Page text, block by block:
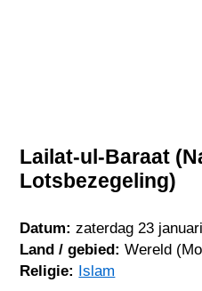
Lailat-ul-Baraat
Lotsbezegeling)
Datum: zaterdag 23
Land / gebied: Wereld
Religie: Islam